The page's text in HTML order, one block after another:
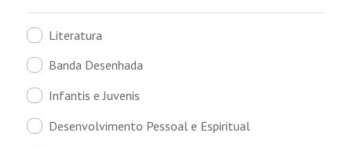
Literatura
Banda Desenhada
Infantis e Juvenis
Desenvolvimento Pessoal e Espiritual